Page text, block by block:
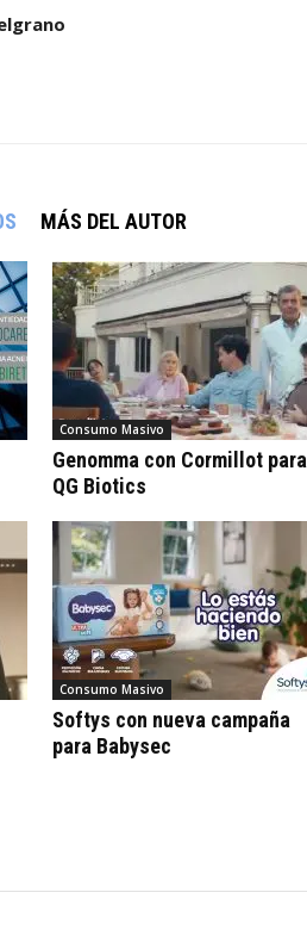
MÁS DEL AUTOR
Consumo Masivo
Genomma con Cormillot para
QG Biotics
Consumo Masivo
Softys con nueva campaña
para Babysec